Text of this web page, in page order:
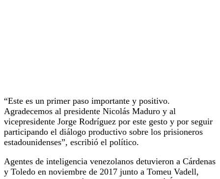
“Este es un primer paso importante y positivo.
Agradecemos al presidente Nicolás Maduro y al
vicepresidente Jorge Rodríguez por este gesto y por seguir
participando el diálogo productivo sobre los prisioneros
estadounidenses”, escribió el político.
Agentes de inteligencia venezolanos detuvieron a Cárdenas
y Toledo en noviembre de 2017 junto a Tomeu Vadell,